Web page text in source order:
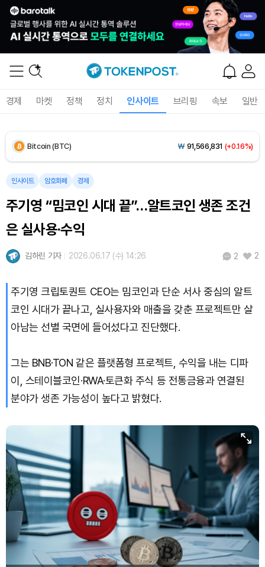
경제 마켓 정책 정치 인사이트 브리핑 속보 일반
Bitcoin (BTC) ₩ 91,566,831 (+0.16%)
Ethereum (ETH)
Tether USDt (USDT) ₩1,407(0.00%)
BNB (BNB)
XRP (XRP) ₩1,467(+1.81%)
Solana (SOL)
Hyperliquid (HYPE) ₩77,477(+0.98%)
인사이트 암호화폐 경제
주기영 “밈코인 시대 끝”…알트코인 생존 조건
은 실사용·수익
김하린 기자 2026.06.17 (수) 14:26 2 2
주기영 크립토퀀트 CEO는 밈코인과 단순 서사 중심의 알트
코인 시대가 끝나고, 실사용자와 매출을 갖춘 프로젝트만 살
아남는 선별 국면에 들어섰다고 진단했다.
그는 BNB·TON 같은 플랫폼형 프로젝트, 수익을 내는 디파
이, 스테이블코인·RWA·토큰화 주식 등 전통금융과 연결된
분야가 생존 가능성이 높다고 밝혔다.